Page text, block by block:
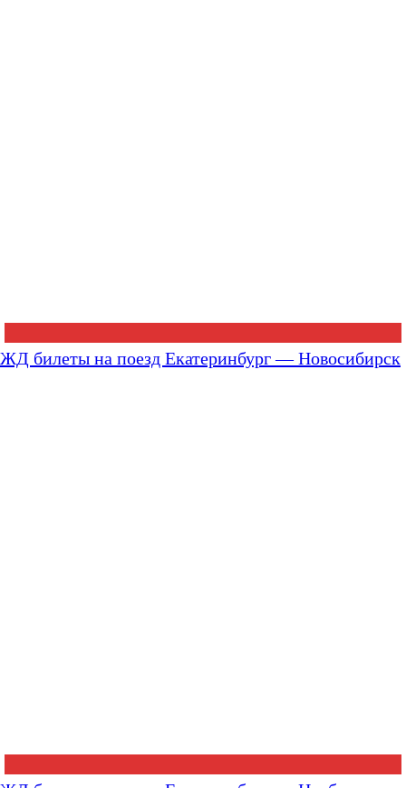
ЖД билеты на поезд Екатеринбург — Новосибирск